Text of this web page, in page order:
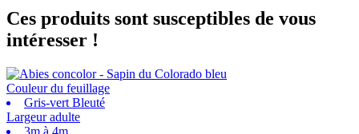
Ces produits sont susceptibles de vous
intéresser !
Couleur du feuillage
Gris-vert Bleuté
Largeur adulte
3m à 4m